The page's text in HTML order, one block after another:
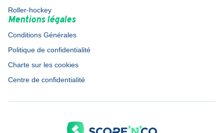
Roller-hockey
Mentions légales
Conditions Générales
Politique de confidentialité
Charte sur les cookies
Centre de confidentialité